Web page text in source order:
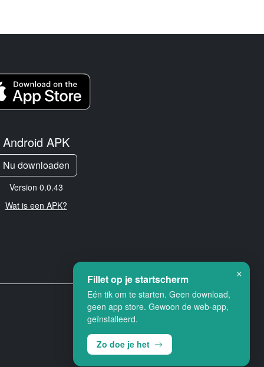
Android APK
Nu downloaden
Version 0.0.43
Wat is een APK?
×
Fillet op je startscherm
Eén tik om te starten. Geen download,
geen app store. Gewoon de web-app,
geïnstalleerd.
Zo doe je het